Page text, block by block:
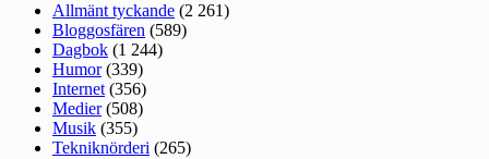
Allmänt tyckande (2 261)
Bloggosfären (589)
Dagbok (1 244)
Humor(339)
Internet (356)
Medier(508)
Musik (355)
Tekniknörderi (265)